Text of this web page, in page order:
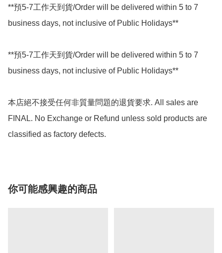
**預5-7工作天到貨/Order will be delivered within 5 to 7
business days, not inclusive of Public Holidays**
**預5-7工作天到貨/Order will be delivered within 5 to 7
business days, not inclusive of Public Holidays**
本店絕不接受任何非質量問題的退貨要求. All sales are
FINAL. No Exchange or Refund unless sold products are
classified as factory defects.
你可能感興趣的商品